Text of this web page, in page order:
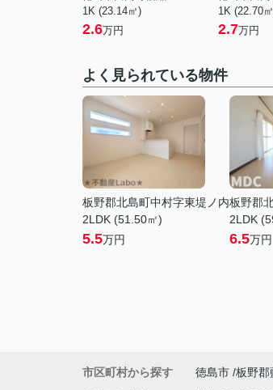
1K (23.14㎡)
2.6万円
1K (22.70
2.7万円
よく見られている物件
板野郡北島町中村字東堤ノ内
2LDK (51.50㎡)
5.5万円
板野郡
2LDK
6.5万円
市区町村から探す 徳島市 板野郡